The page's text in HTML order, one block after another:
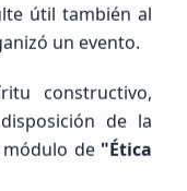
ALONZO
MONTES DE OCA
útil también al
un evento.
constructivo,
de la
módulo de "Ética